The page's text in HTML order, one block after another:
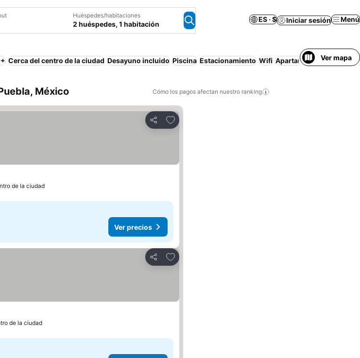
Huéspedes/habitaciones
2 huéspedes, 1 habitación
ES · $ Iniciar sesión Menú
Cerca del centro de la ciudad Desayuno incluido Piscina Estacionamiento Wifi Apartamento amueblado
Ver mapa
México Cómo los pagos afectan nuestro ranking
Compartir
Agregar a favoritos
de la ciudad
Ver precios
Compartir
Agregar a favoritos
de la ciudad